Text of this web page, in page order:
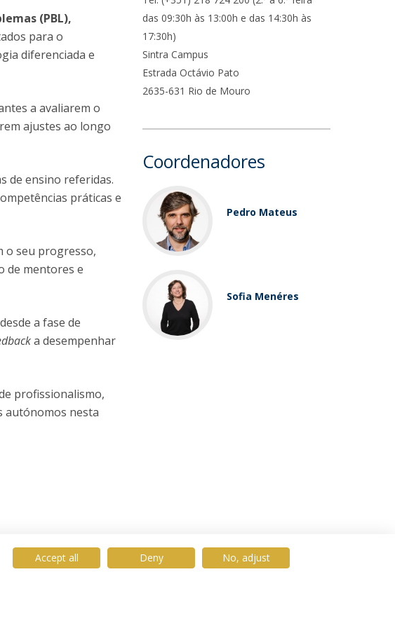
Pós-Doutoramento em Bioética
Media & Público
(PBL),
para o
diferenciada e
a avaliarem o
ajustes ao longo
de ensino referidas.
práticas e
o seu progresso,
de mentores e
a fase de
a desempenhar
profissionalismo,
autónomos nesta
das 09:30h às 13:00h e das 14:30h às
17:30h)
Sintra Campus
Estrada Octávio Pato
2635-631 Rio de Mouro
Coordenadores
Pedro Mateus
Sofia Menéres
Accept all Deny No, adjust